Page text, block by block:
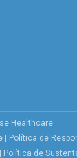
Healthcare
Política de
Política de